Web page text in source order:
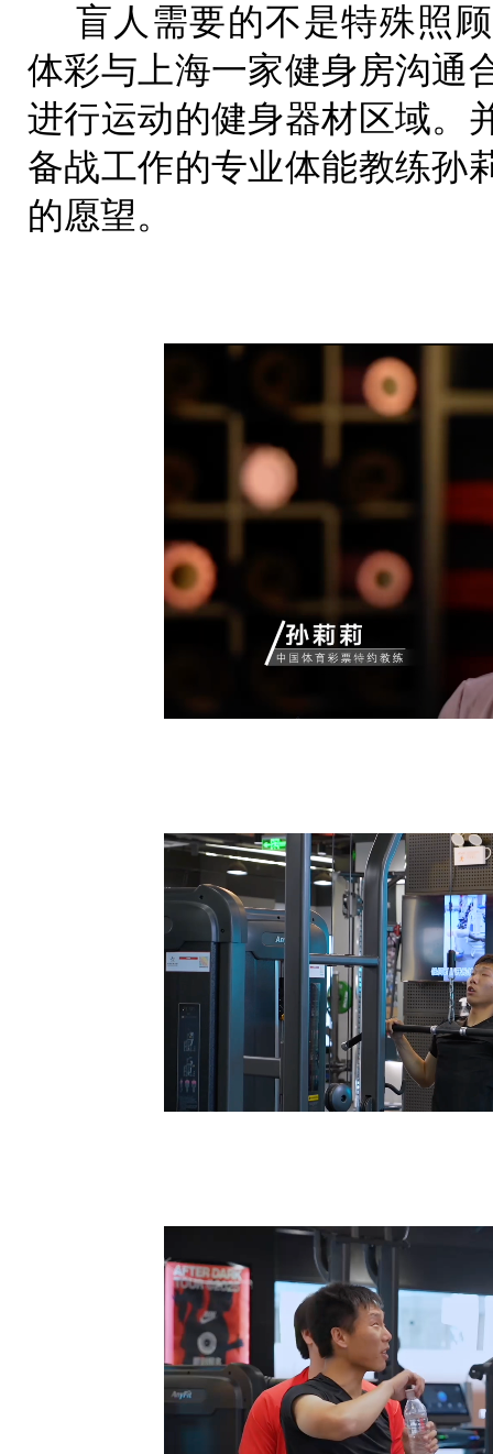
盲人需要的不是特殊照
体彩与上海一家健身房沟通
进行运动的健身器材区域。
备战工作的专业体能教练孙
的愿望。